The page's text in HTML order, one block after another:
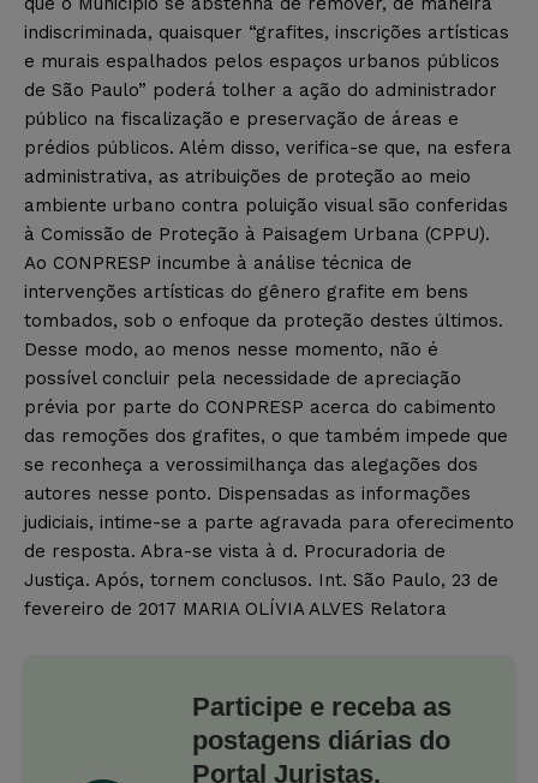
indiscriminada, quaisquer “grafites, inscrições artísticas
e murais espalhados pelos espaços urbanos públicos
de São Paulo” poderá tolher a ação do administrador
público na fiscalização e preservação de áreas e
prédios públicos. Além disso, verifica-se que, na esfera
administrativa, as atribuições de proteção ao meio
ambiente urbano contra poluição visual são conferidas
à Comissão de Proteção à Paisagem Urbana (CPPU).
Ao CONPRESP incumbe à análise técnica de
intervenções artísticas do gênero grafite em bens
tombados, sob o enfoque da proteção destes últimos.
Desse modo, ao menos nesse momento, não é
possível concluir pela necessidade de apreciação
prévia por parte do CONPRESP acerca do cabimento
das remoções dos grafites, o que também impede que
se reconheça a verossimilhança das alegações dos
autores nesse ponto. Dispensadas as informações
judiciais, intime-se a parte agravada para oferecimento
de resposta. Abra-se vista à d. Procuradoria de
Justiça. Após, tornem conclusos. Int. São Paulo, 23 de
fevereiro de 2017 MARIA OLÍVIA ALVES Relatora
Participe e receba as
postagens diárias do
Portal Juristas.